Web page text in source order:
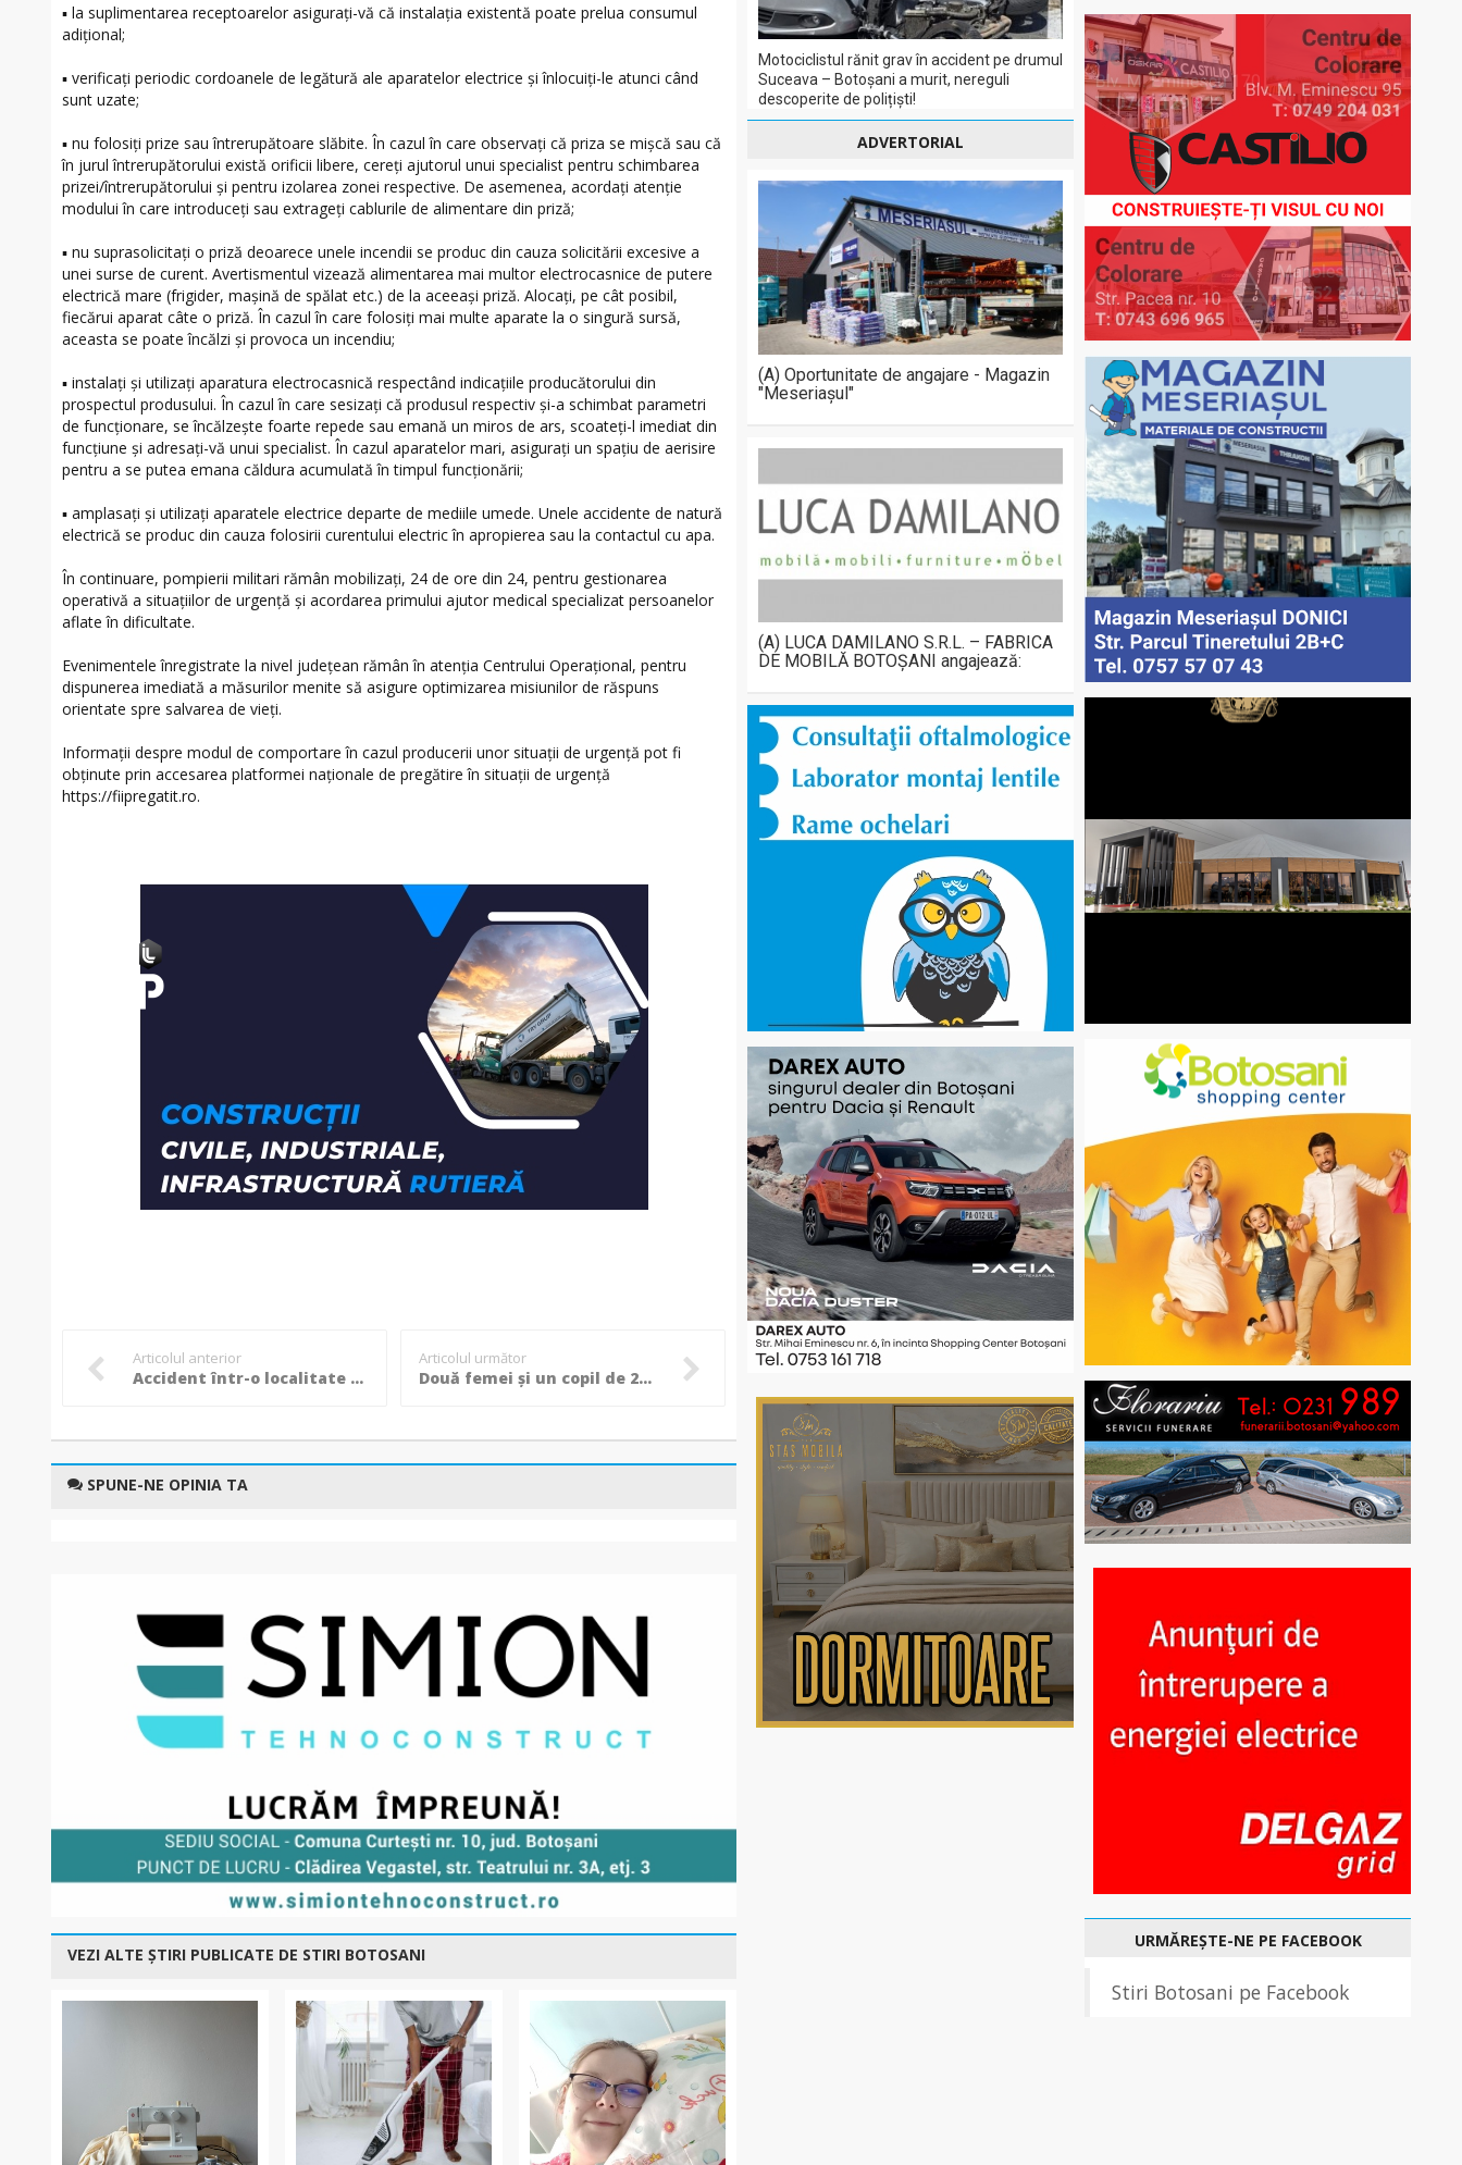
▪ la suplimentarea receptoarelor asiguraţi-vă că instalaţia existentă poate prelua consumul
adiţional;
▪ verificaţi periodic cordoanele de legătură ale aparatelor electrice şi înlocuiţi-le atunci când
sunt uzate;
▪ nu folosiţi prize sau întrerupătoare slăbite. În cazul în care observaţi că priza se mişcă sau că
în jurul întrerupătorului există orificii libere, cereţi ajutorul unui specialist pentru schimbarea
prizei/întrerupătorului şi pentru izolarea zonei respective. De asemenea, acordaţi atenţie
modului în care introduceţi sau extrageţi cablurile de alimentare din priză;
▪ nu suprasolicitaţi o priză deoarece unele incendii se produc din cauza solicitării excesive a
unei surse de curent. Avertismentul vizează alimentarea mai multor electrocasnice de putere
electrică mare (frigider, maşină de spălat etc.) de la aceeași priză. Alocaţi, pe cât posibil,
fiecărui aparat câte o priză. În cazul în care folosiți mai multe aparate la o singură sursă,
aceasta se poate încălzi și provoca un incendiu;
▪ instalaţi şi utilizaţi aparatura electrocasnică respectând indicaţiile producătorului din
prospectul produsului. În cazul în care sesizaţi că produsul respectiv şi-a schimbat parametri
de funcţionare, se încălzește foarte repede sau emană un miros de ars, scoateţi-l imediat din
funcţiune şi adresaţi-vă unui specialist. În cazul aparatelor mari, asigurați un spaţiu de aerisire
pentru a se putea emana căldura acumulată în timpul funcţionării;
▪ amplasaţi şi utilizaţi aparatele electrice departe de mediile umede. Unele accidente de natură
electrică se produc din cauza folosirii curentului electric în apropierea sau la contactul cu apa.
În continuare, pompierii militari rămân mobilizați, 24 de ore din 24, pentru gestionarea
operativă a situaţiilor de urgenţă şi acordarea primului ajutor medical specializat persoanelor
aflate în dificultate.
Evenimentele înregistrate la nivel județean rămân în atenția Centrului Operațional, pentru
dispunerea imediată a măsurilor menite să asigure optimizarea misiunilor de răspuns
orientate spre salvarea de vieți.
Informații despre modul de comportare în cazul producerii unor situații de urgență pot fi
obținute prin accesarea platformei naționale de pregătire în situații de urgență
https://fiipregatit.ro.
Articolul anterior
Accident într-o localitate din Botoșani: Un bărbat a ajuns la spital!
Articolul următor
Două femei și un copil de 2 ani au ajuns la spital, în urma unui impact violent la ieșire din Dorohoi! (Foto)
SPUNE-NE OPINIA TA
VEZI ALTE ȘTIRI PUBLICATE DE STIRI BOTOSANI
Motociclistul rănit grav în accident pe drumul
Suceava – Botoșani a murit, nereguli
descoperite de polițiști!
ADVERTORIAL
(A) Oportunitate de angajare - Magazin
"Meseriașul"
(A) LUCA DAMILANO S.R.L. – FABRICA
DE MOBILĂ BOTOȘANI angajează:
URMĂREȘTE-NE PE FACEBOOK
Stiri Botosani pe Facebook